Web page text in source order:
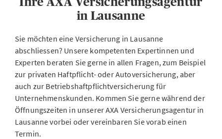
in Lausanne
Sie möchten eine Versicherung in Lausanne
abschliessen? Unsere kompetenten Expertinnen und
Experten beraten Sie gerne in allen Fragen, zum Beispiel
zur privaten Haftpflicht- oder Autoversicherung, aber
auch zur Betriebshaftpflichtversicherung für
Unternehmenskunden. Kommen Sie gerne während der
Öffnungszeiten in unserer AXA Versicherungsagentur in
Lausanne vorbei oder vereinbaren Sie vorab einen
Termin.